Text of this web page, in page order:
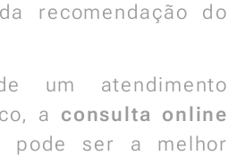
recomendação do
um atendimento
a consulta online
pode ser a melhor